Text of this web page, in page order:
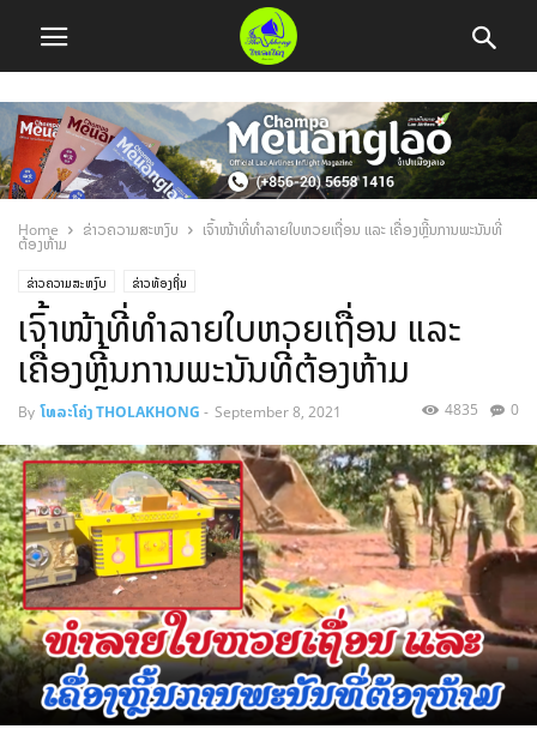
Home ຂ່າວຄວາມສະຫງົບ ເຈົ້າໜ້າທີ່ທຳລາຍໃບຫວຍເຖື່ອນ ແລະ ເຄື່ອງຫຼີ້ນການພະນັນທີ່
ຕ້ອງຫ້າມ
ຂ່າວຄວາມສະຫງົບ ຂ່າວທ້ອງຖິ່ນ
ເຈົ້າໜ້າທີ່ທຳລາຍໃບຫວຍເຖື່ອນ ແລະ
ເຄື່ອງຫຼີ້ນການພະນັນທີ່ຕ້ອງຫ້າມ
By ໂທລະໂຄ່ງ THOLAKHONG - September 8, 2021 0
4835